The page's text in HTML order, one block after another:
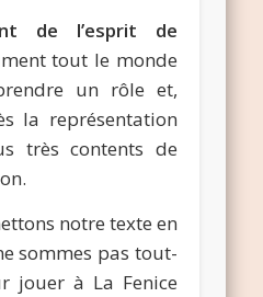
de l’esprit de
tout le monde
un rôle et,
la représentation
très contents de
notre texte en
sommes pas tout-
jouer à La Fenice